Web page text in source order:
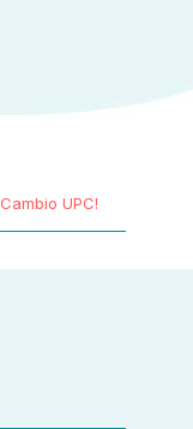
UPC!